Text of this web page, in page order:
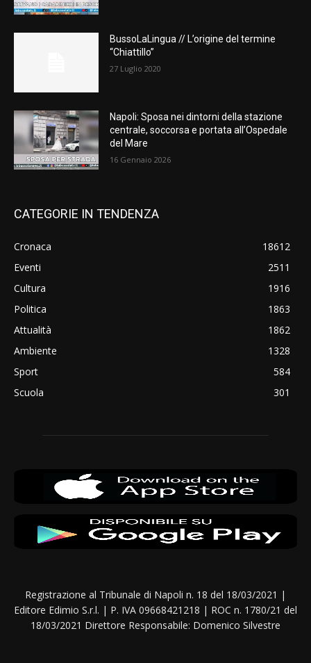
BussoLaLingua // L’origine del termine
“Chiattillo”
27 Luglio 2020
Napoli: Sposa nei dintorni della stazione
centrale, soccorsa e portata all’Ospedale
del Mare
16 Gennaio 2026
CATEGORIE IN TENDENZA
Cronaca
18612
Eventi
2511
Cultura
1916
Politica
1863
Attualità
1862
Ambiente
1328
Sport
584
Scuola
301
Registrazione al Tribunale di Napoli n. 18 del 18/03/2021 |
Editore Edimio S.r.l. | P. IVA 09668421218 | ROC n. 1780/21 del
18/03/2021 Direttore Responsabile: Domenico Silvestre